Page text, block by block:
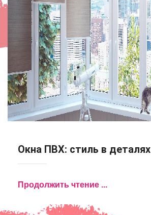
Окна ПВХ: стиль в деталях
Продолжить чтение ...